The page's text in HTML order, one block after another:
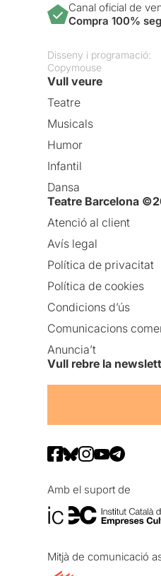
Canal oficial de
Compra 100%
Disseny i programació:
Copymouse
Vull veure
Teatre
Musicals
Humor
Infantil
Dansa
Teatre Barcelona
Atenció al client
Avís legal
Política de privacitat
Política de cookies
Condicions d’ús
Comunicacions
Anuncia’t
Vull rebre la
Amb el suport de
Mitjà de comunicació